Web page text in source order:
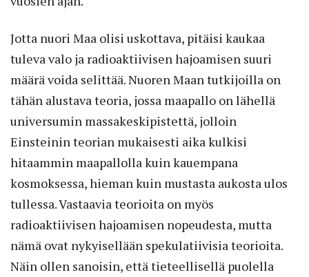
Jotta nuori Maa olisi uskottava, pitäisi kaukaa
tuleva valo ja radioaktiivisen hajoamisen suuri
määrä voida selittää. Nuoren Maan tutkijoilla on
tähän alustava teoria, jossa maapallo on lähellä
universumin massakeskipistettä, jolloin
Einsteinin teorian mukaisesti aika kulkisi
hitaammin maapallolla kuin kauempana
kosmoksessa, hieman kuin mustasta aukosta ulos
tullessa. Vastaavia teorioita on myös
radioaktiivisen hajoamisen nopeudesta, mutta
nämä ovat nykyisellään spekulatiivisia teorioita.
Näin ollen sanoisin, että tieteellisellä puolella